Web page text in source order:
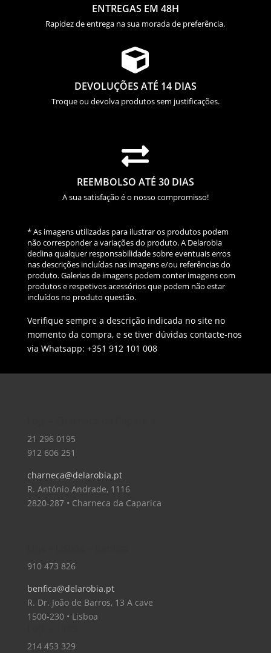
ENTREGAS EM 48H
Rapidez de entrega na sua morada de preferência.

DEVOLUÇÕES ATÉ 14 DIAS
Troque ou devolva produtos sem justificações.

REEMBOLSO ATÉ 30 DIAS
A sua satisfação é o nosso compromisso!
* As imagens utilizadas para ilustrar os produtos podem
não corresponder a variações do produto. A Delarobia
declina qualquer responsabilidade sobre eventuais erros
nas descrições incluídas nas imagens e/ou referências do
produto. Galerias de imagens podem conter imagens com
produtos e respetivos acessórios que podem não estar
incluídos no produto questão.
Verifique sempre a descrição indicada no site no
momento da compra, e se tiver dúvidas contacte-nos
via Whatsapp: +351 912 101 008
21 296 0195
912 606 251
charneca@delarobia.pt
R. António Andrade, 1116
2820-287 • Charneca da Caparica
910 473 826
benfica@delarobia.pt
R. Dr. João de Barros, 13 A cave
1500-230 • Lisboa
214 453 329